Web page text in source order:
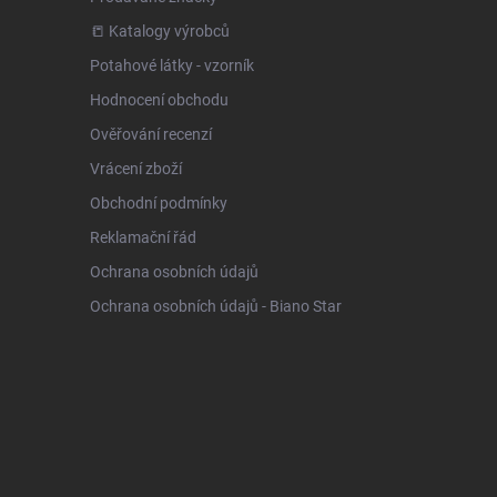
📒 Katalogy výrobců
Potahové látky - vzorník
Hodnocení obchodu
Ověřování recenzí
Vrácení zboží
Obchodní podmínky
Reklamační řád
Ochrana osobních údajů
Ochrana osobních údajů - Biano Star